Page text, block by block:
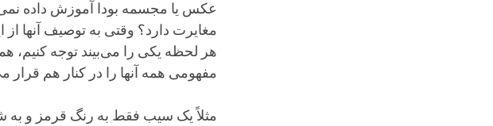
عکس یا مجسمه بودا آموزش داده
مغایرت دارد؟ وقتی به توصیف آنها
هر لحظه یکی را می‌بیند توجه
مفهومی همه آنها را در کنار هم
مثلاً یک سیب فقط به رنگ قرمز و